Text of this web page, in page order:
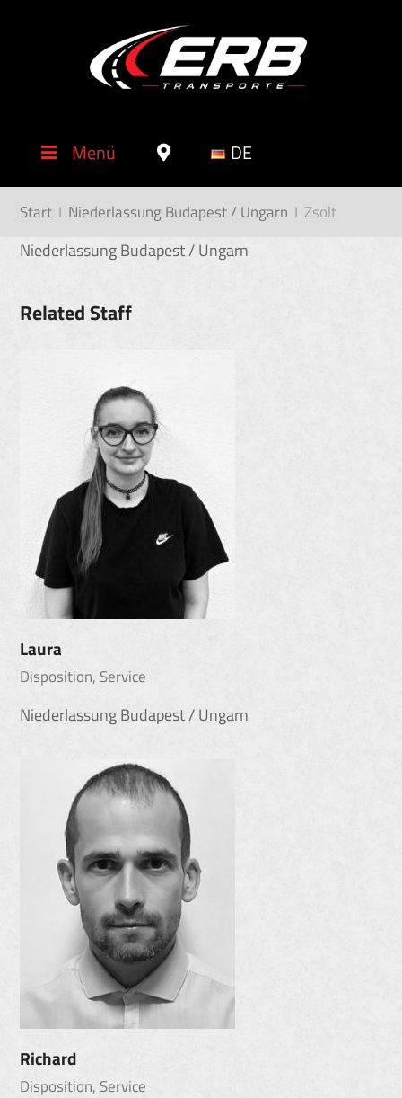
Menü DE
Start I Niederlassung Budapest / Ungarn I Zsolt
Niederlassung Budapest / Ungarn
Related Staff
Laura
Disposition, Service
Niederlassung Budapest / Ungarn
Richard
Disposition, Service